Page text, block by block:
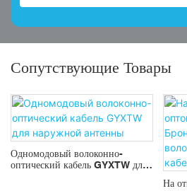
Сопутствующие Товары
Одномодовый волоконно-
оптический кабель GYXTW для
На